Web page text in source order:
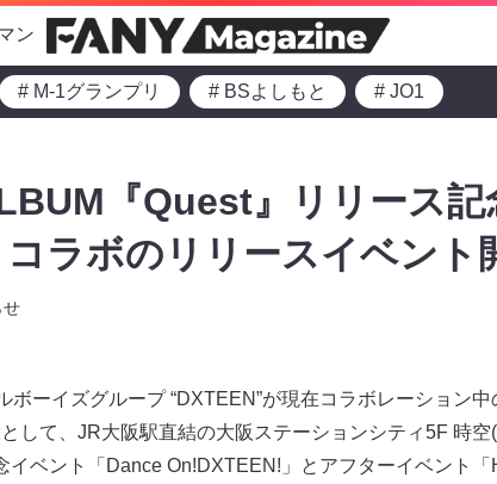
ン
# M-1グランプリ # BSよしもと # JO1
『Quest』リリース記
ラボのリリースイベント
せ
ボーイズグループ “DXTEEN”が現在コラボレーション
して、JR大阪駅直結の大阪ステーションシティ5F 時
イベント「Dance On!DXTEEN!」とアフターイベント「